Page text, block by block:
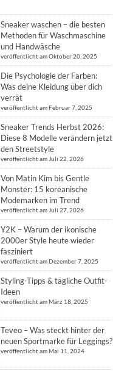
Sneaker waschen – die besten
Methoden für Waschmaschine
und Handwäsche
veröffentlicht am Oktober 20, 2025
Die Psychologie der Farben:
Was deine Kleidung über dich
verrät
veröffentlicht am Februar 7, 2025
Sneaker Trends Herbst 2026:
Diese 8 Modelle verändern jetzt
den Streetstyle
veröffentlicht am Juli 22, 2026
Von Matin Kim bis Gentle
Monster: 15 koreanische
Modemarken im Trend
veröffentlicht am Juli 27, 2026
Y2K – Warum der ikonische
2000er Style heute wieder
fasziniert
veröffentlicht am Dezember 7, 2025
Styling-Tipps & tägliche Outfit-
Ideen
veröffentlicht am März 18, 2025
Teveo – Was steckt hinter der
neuen Sportmarke für Leggings?
veröffentlicht am Mai 11, 2024